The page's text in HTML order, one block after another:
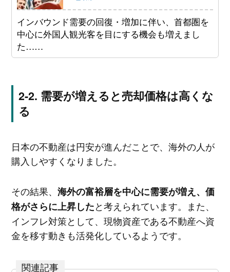
インバウンド需要の回復・増加に伴い、首都圏を
中心に外国人観光客を目にする機会も増えまし
た……
需要が増えると売却価格は高くな
る
日本の不動産は円安が進んだことで、海外の人が
購入しやすくなりました。
その結果、 海外の富裕層を中心に需要が増え、価
格がさらに上昇したと考えられています。また、
インフレ対策として、現物資産である不動産へ資
金を移す動きも活発化しているようです。